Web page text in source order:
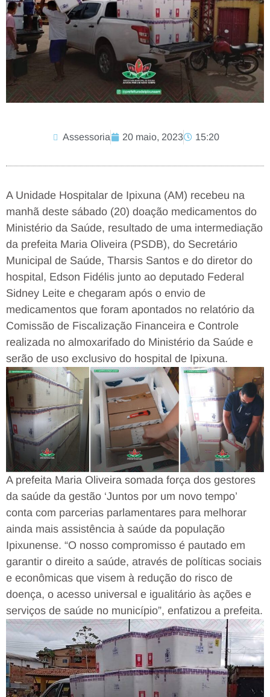
Assessoria 20 maio, 2023 15:20
A Unidade Hospitalar de Ipixuna (AM) recebeu na
manhã deste sábado (20) doação medicamentos do
Ministério da Saúde, resultado de uma intermediação
da prefeita Maria Oliveira (PSDB), do Secretário
Municipal de Saúde, Tharsis Santos e do diretor do
hospital, Edson Fidélis junto ao deputado Federal
Sidney Leite e chegaram após o envio de
medicamentos que foram apontados no relatório da
Comissão de Fiscalização Financeira e Controle
realizada no almoxarifado do Ministério da Saúde e
serão de uso exclusivo do hospital de Ipixuna.
A prefeita Maria Oliveira somada força dos gestores
da saúde da gestão ‘Juntos por um novo tempo’
conta com parcerias parlamentares para melhorar
ainda mais assistência à saúde da população
Ipixunense. “O nosso compromisso é pautado em
garantir o direito a saúde, através de políticas sociais
e econômicas que visem à redução do risco de
doença, o acesso universal e igualitário às ações e
serviços de saúde no município”, enfatizou a prefeita.